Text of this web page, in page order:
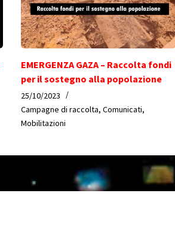
EMERGENZA GAZA – Raccolta fondi
per il sostegno alla popolazione
25/10/2023
Campagne di raccolta,Comunicati,
Mobilitazioni